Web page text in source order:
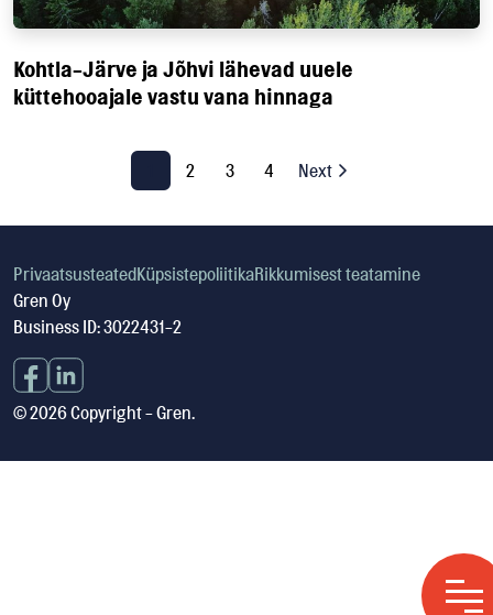
Kohtla-Järve ja Jõhvi lähevad uuele
küttehooajale vastu vana hinnaga
2 3 4 Next
PrivaatsusteatedKüpsistepoliitikaRikkumisest teatamine
Gren Oy
Business ID: 3022431-2
© 2026 Copyright - Gren.